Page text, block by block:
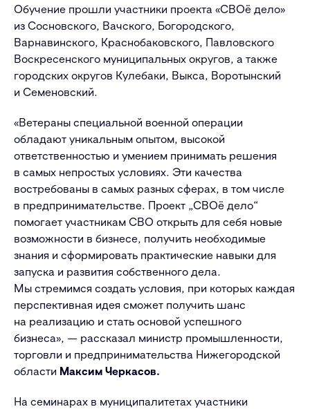
Обучение прошли участники проекта «СВОё дело»
из Сосновского, Вачского, Богородского,
Варнавинского, Краснобаковского, Павловского
Воскресенского муниципальных округов, а также
городских округов Кулебаки, Выкса, Воротынский
и Семеновский.
«Ветераны специальной военной операции
обладают уникальным опытом, высокой
ответственностью и умением принимать решения
в самых непростых условиях. Эти качества
востребованы в самых разных сферах, в том числе
в предпринимательстве. Проект „СВОё дело“
помогает участникам СВО открыть для себя новые
возможности в бизнесе, получить необходимые
знания и сформировать практические навыки для
запуска и развития собственного дела.
Мы стремимся создать условия, при которых каждая
перспективная идея сможет получить шанс
на реализацию и стать основой успешного
бизнеса», — рассказал министр промышленности,
торговли и предпринимательства Нижегородской
области Максим Черкасов.
На семинарах в муниципалитетах участники